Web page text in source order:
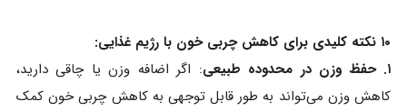
۱۰ نکته کلیدی برای کاهش چربی خون با رژیم غذایی:
۱. حفظ وزن در محدوده طبیعی
: اگر اضافه وزن یا چاقی دارید،
کاهش وزن می‌تواند به طور قابل توجهی به کاهش چربی خون کمک